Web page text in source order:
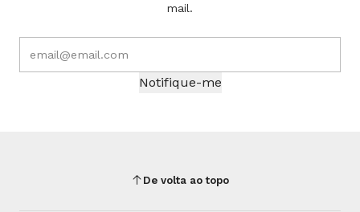
mail.
Notifique-me
De volta ao topo